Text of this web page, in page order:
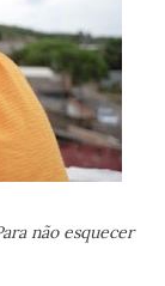
não esquecer